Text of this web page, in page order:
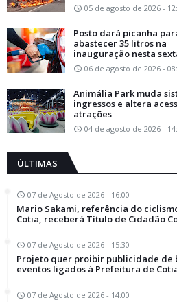
05 de agosto de 2026 -
Posto dará picanha
abastecer 35 litros na
inauguração nesta
06 de agosto de 2026 -
Animália Park muda
ingressos e altera
atrações
04 de agosto de 2026 -
ÚLTIMAS
07 de Agosto de 2026 - 16:00
Mario Sakami, referência do
Cotia, receberá Título de Cidadão
07 de Agosto de 2026 - 15:30
Projeto quer proibir publicidade de
eventos ligados à Prefeitura de
07 de Agosto de 2026 - 14:00